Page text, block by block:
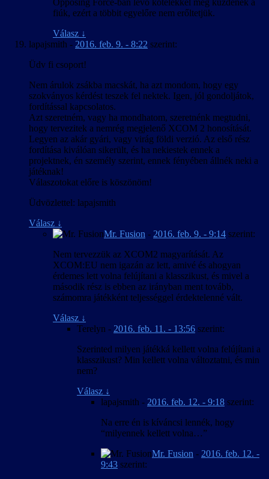
Opposing Force-ban levő kötelekkel még küzdenek a
fiúk, ezért a többit egyelőre nem erőltetjük.
Válasz ↓
lapajsmith - 2016. feb. 9. - 8:22 szerint:
Üdv fi csoport!
Nem árulok zsákba macskát, ha azt mondom, hogy egy
szokványos kérdést teszek fel nektek. Igen, jól gondoljátok,
fordítással kapcsolatos.
Azt szeretném, vagy ha mondhatom, szeretnénk megtudni,
hogy tervezitek a nemrég megjelenő XCOM 2 honosítását.
Legyen az akár gyári, vagy virág földi verzió. Az első rész
fordítása kiválóan sikerült, és ha nekiestek ennek a
projektnek, én személy szerint, ennek fényében állnék neki a
játéknak!
Válaszotokat előre is köszönöm!
Üdvözlettel: lapajsmith
Válasz ↓
Mr. Fusion - 2016. feb. 9. - 9:14 szerint:
Nem tervezzük az XCOM2 magyarítását. Az
XCOM:EU nem igazán az lett, amivé és ahogyan
érdemes lett volna felújítani a klasszikust, és mivel a
második rész is ebben az irányban ment tovább,
számomra játékként teljességgel érdektelenné vált.
Válasz ↓
Terelyn - 2016. feb. 11. - 13:56 szerint:
Szerinted milyen játékká kellett volna felújítani a
klasszikust? Min kellett volna változtatni, és min
nem?
Válasz ↓
lapajsmith - 2016. feb. 12. - 9:18 szerint:
Na erre én is kíváncsi lennék, hogy
“milyennek kellett volna…”
Mr. Fusion - 2016. feb. 12. -
9:43 szerint: